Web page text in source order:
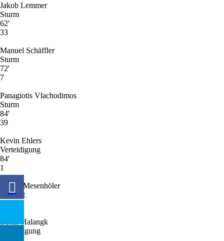
Jakob Lemmer
Sturm
62'
33
Manuel Schäffler
Sturm
72'
7
Panagiotis Vlachodimos
Sturm
84'
39
Kevin Ehlers
Verteidigung
84'
1
Daniel Mesenhöler
Torwart
Lucas Halangk
Verteidigung